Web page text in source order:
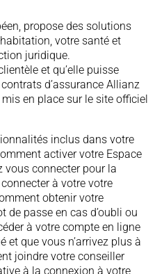
propose des solutions
votre santé et
juridique.
et qu’elle puisse
d’assurance Allianz
en place sur le site officiel
inclus dans votre
activer votre Espace
vous connecter pour la
à votre votre
obtenir votre
passe en cas d’oubli ou
à votre compte en ligne
et que vous n’arrivez plus à
joindre votre conseiller
à la connexion à votre